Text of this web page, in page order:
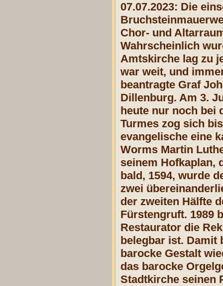
07.07.2023: Die
Chor- und
Wahrscheinlich
Amtskirche lag zu
war weit, und
beantragte Graf
Dillenburg. Am 3.
heute nur noch bei
Turmes zog sich
evangelische eine
Worms Martin
seinem Hofkaplan,
bald, 1594, wurde
zwei
der zweiten Hälfte
Fürstengruft. 1989
Restaurator die
belegbar ist. Damit
barocke Gestalt
das barocke
Stadtkirche seinen